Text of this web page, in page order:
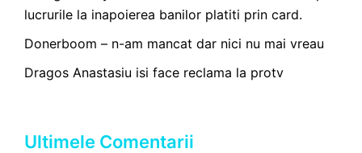
lucrurile la inapoierea banilor platiti prin card.
Donerboom – n-am mancat dar nici nu mai vreau
Dragos Anastasiu isi face reclama la protv
Ultimele Comentarii